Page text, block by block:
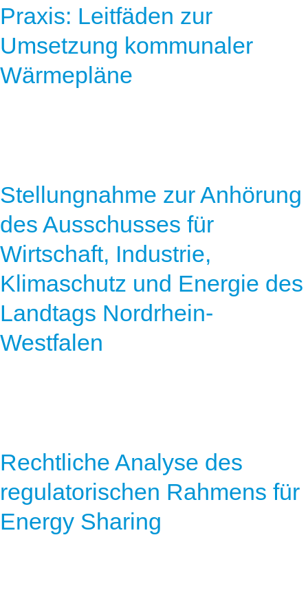
Praxis: Leitfäden zur
Umsetzung kommunaler
Wärmepläne
Stellungnahme zur Anhörung
des Ausschusses für
Wirtschaft, Industrie,
Klimaschutz und Energie des
Landtags Nordrhein-
Westfalen
Rechtliche Analyse des
regulatorischen Rahmens für
Energy Sharing